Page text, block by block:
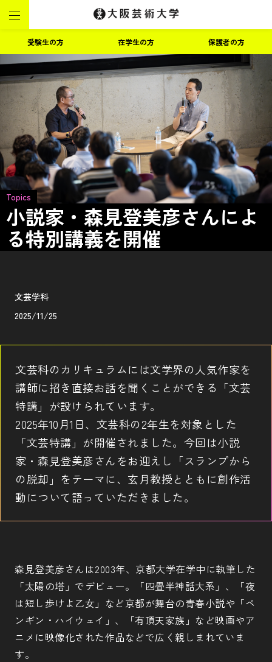
受験生の方 在学生の方 保護者の方
Topics
小説家・森見登美彦さんによ
る特別講義を開催
文芸学科
2025/11/25
文芸科のカリキュラムには文学界の人気作家を
講師に招き直接お話を聞くことができる「文芸
特講」が設けられています。
2025年10月1日、文芸科の2年生を対象とした
「文芸特講」が開催されました。今回は小説
家・森見登美彦さんをお迎えし「スランプから
の脱却」をテーマに、玄月教授とともに創作活
動について語っていただきました。
森見登美彦さんは2003年、京都大学在学中に執筆した
「太陽の塔」でデビュー。「四畳半神話大系」、「夜
は短し歩けよ乙女」など京都が舞台の青春小説や「ペ
ンギン・ハイウェイ」、「有頂天家族」など映画やア
ニメに映像化された作品などで広く親しまれていま
す。